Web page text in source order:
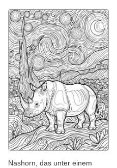
Nashorn, das unter einem